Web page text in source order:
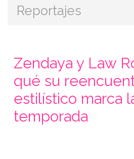
Reportajes
Zendaya y Law
qué su
estilístico marca
temporada